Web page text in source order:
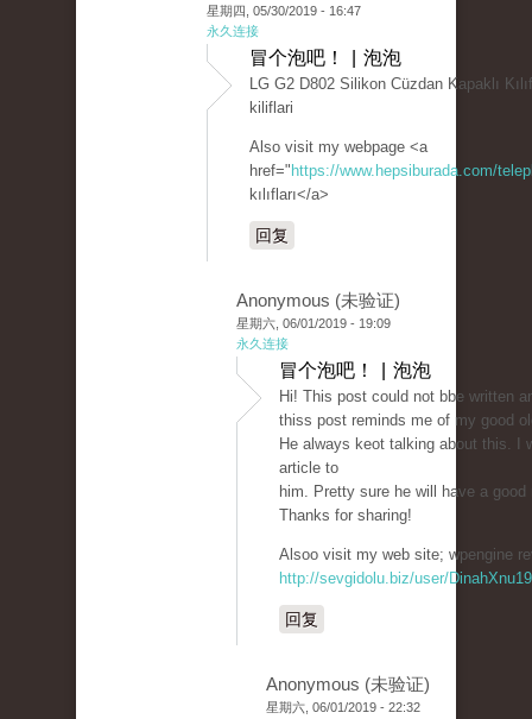
星期四, 05/30/2019 - 16:47
永久连接
冒个泡吧！ | 泡泡
LG G2 D802 Silikon Cüzdan Kapaklı
kiliflari
Also visit my webpage <a
href=" https://www.hepsiburada.com/
kılıfları</a>
回复
Anonymous (未验证)
星期六, 06/01/2019 - 19:09
永久连接
冒个泡吧！ | 泡泡
Hi! This post could not bbe written
thiss post reminds me of my good
He always keot talking about this. I
article to
him. Pretty sure he will have a good
Thanks for sharing!
Alsoo visit my web site; wpengine
http://sevgidolu.biz/user/
回复
Anonymous (未验证)
星期六, 06/01/2019 - 22:32